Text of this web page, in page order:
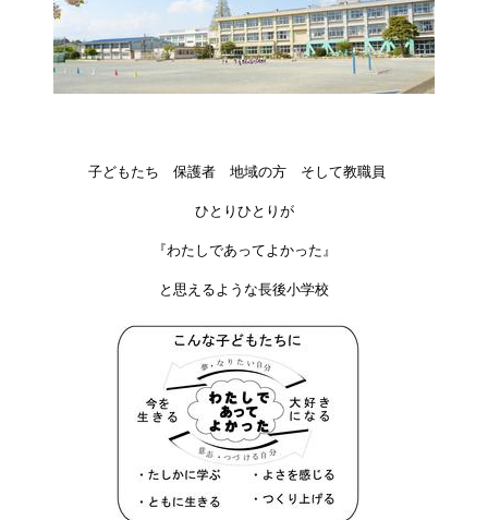
子どもたち 保護者 地域の方 そして教職員
ひとりひとりが
『わたしであってよかった』
と思えるような長後小学校